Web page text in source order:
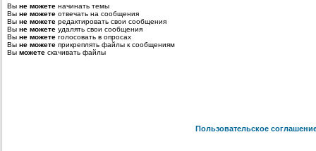
Вы не можете начинать темы
Вы не можете отвечать на сообщения
Вы не можете редактировать свои сообщения
Вы не можете удалять свои сообщения
Вы не можете голосовать в опросах
Вы не можете прикреплять файлы к сообщениям
Вы можете скачивать файлы
Пользовательское